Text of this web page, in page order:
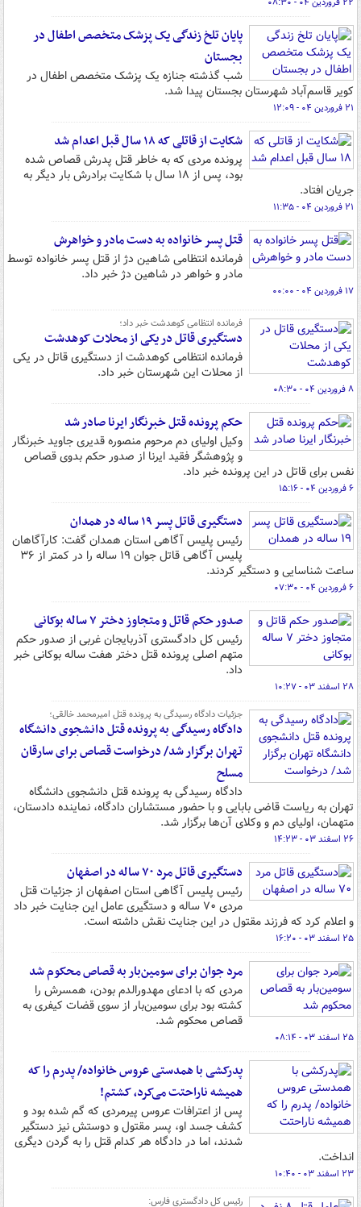
پایان تلخ زندگی یک پزشک متخصص اطفال در
بجستان
شب گذشته جنازه یک پزشک متخصص اطفال در
کویر قاسم‌آباد شهرستان بجستان پیدا شد.
۲۱ فروردین ۰۴ - ۱۲:۰۹
شکایت از قاتلی که ۱۸ سال قبل اعدام شد
پرونده مردی که به خاطر قتل پدرش قصاص شده
بود، پس از ۱۸ سال با شکایت برادرش بار دیگر به
جریان افتاد.
۲۱ فروردین ۰۴ - ۱۱:۳۵
قتل پسر خانواده به دست مادر و خواهرش
فرمانده انتظامی شاهین دژ از قتل پسر خانواده توسط
مادر و خواهر در شاهین دژ خبر داد.
۱۷ فروردین ۰۴ - ۰۰:۰۰
فرمانده انتظامی کوهدشت خبر داد؛
دستگیری قاتل در یکی از محلات کوهدشت
فرمانده انتظامی کوهدشت از دستگیری قاتل در یکی
از محلات این شهرستان خبر داد.
۸ فروردین ۰۴ - ۰۸:۳۰
حکم پرونده قتل خبرنگار ایرنا صادر شد
وکیل اولیای دم مرحوم منصوره قدیری جاوید خبرنگار
و پژوهشگر فقید ایرنا از صدور حکم بدوی قصاص
نفس برای قاتل در این پرونده خبر داد.
۶ فروردین ۰۴ - ۱۵:۱۶
دستگیری قاتل پسر ۱۹ ساله در همدان
رئیس پلیس آگاهی استان همدان گفت: کارآگاهان
پلیس آگاهی قاتل جوان ۱۹ ساله را در کمتر از ۳۶
ساعت شناسایی و دستگیر کردند.
۶ فروردین ۰۴ - ۰۷:۳۰
صدور حکم قاتل و متجاوز دختر ۷ ساله بوکانی
رئیس کل دادگستری آذربایجان غربی از صدور حکم
متهم اصلی پرونده قتل دختر هفت ساله بوکانی خبر
داد.
۲۸ اسفند ۰۳ - ۱۰:۲۷
جزئیات دادگاه رسیدگی به پرونده قتل امیرمحمد خالقی؛
دادگاه رسیدگی به پرونده قتل دانشجوی دانشگاه
تهران برگزار شد/ درخواست قصاص برای سارقان
مسلح
دادگاه رسیدگی به پرونده قتل دانشجوی دانشگاه
تهران به ریاست قاضی بابایی و با حضور مستشاران دادگاه، نماینده دادستان،
متهمان، اولیای دم و وکلای آن‌ها برگزار شد.
۲۶ اسفند ۰۳ - ۱۴:۲۳
دستگیری قاتل مرد ۷۰ ساله در اصفهان
رئیس پلیس آگاهی استان اصفهان از جزئیات قتل
مردی ۷۰ ساله و دستگیری عامل این جنایت خبر داد
و اعلام کرد که فرزند مقتول در این جنایت نقش داشته است.
۲۵ اسفند ۰۳ - ۱۶:۲۰
مرد جوان برای سومین‌بار به قصاص محکوم شد
مردی که با ادعای مهدورالدم بودن، همسرش را
کشته بود برای سومین‌بار از سوی قضات کیفری به
قصاص محکوم شد.
۲۵ اسفند ۰۳ - ۰۸:۱۴
پدرکشی با همدستی عروس خانواده/ پدرم را که
همیشه ناراحتت می‌کرد، کشتم!
پس از اعترافات عروس پیرمردی که گم شده بود و
کشف جسد او، پسر مقتول و دوستش نیز دستگیر
شدند، اما در دادگاه هر کدام قتل را به گردن دیگری
انداخت.
۲۳ اسفند ۰۳ - ۱۰:۴۰
رئیس کل دادگستری فارس: